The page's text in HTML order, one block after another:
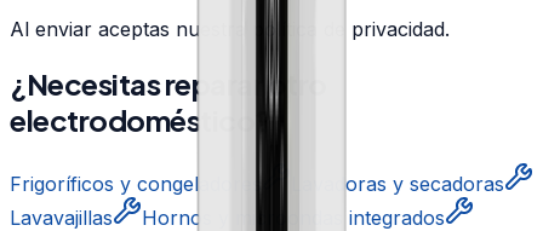
Al enviar aceptas nuestra política de privacidad.
¿Necesitas reparar otro
electrodoméstico?
Frigoríficos y congeladores
Lavadoras y secadoras
Lavavajillas
Hornos y microondas integrados